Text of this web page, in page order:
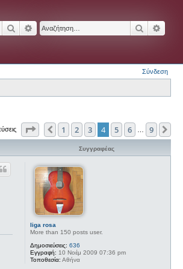
ΑναζήτησηΕιδική αναζήτηση
Σύνδεση
Σελίδα4 από 9
Προηγούμενη
1 2 3 4 5 6 9
Συγγραφέας
liga rosa
More than 150 posts user.
Δημοσιεύσεις: 636
Εγγραφή: 10 Νοέμ 2009 07:36 pm
Τοποθεσία: Αθήνα